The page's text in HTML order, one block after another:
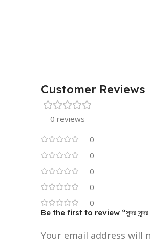
Customer Reviews
0 reviews
0
0
0
0
0
Be the first to review “সুন্দর সুন্দর
Your email address will